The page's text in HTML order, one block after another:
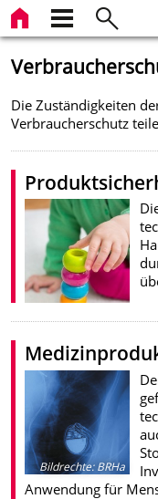
Die Zuständigkeiten
Verbraucherschutz
Bildrechte:BRHa
Anwendung für